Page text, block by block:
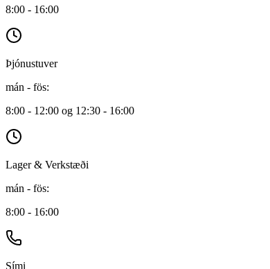
8:00 - 16:00
Þjónustuver
mán - fös:
8:00 - 12:00 og 12:30 - 16:00
Lager & Verkstæði
mán - fös:
8:00 - 16:00
Sími